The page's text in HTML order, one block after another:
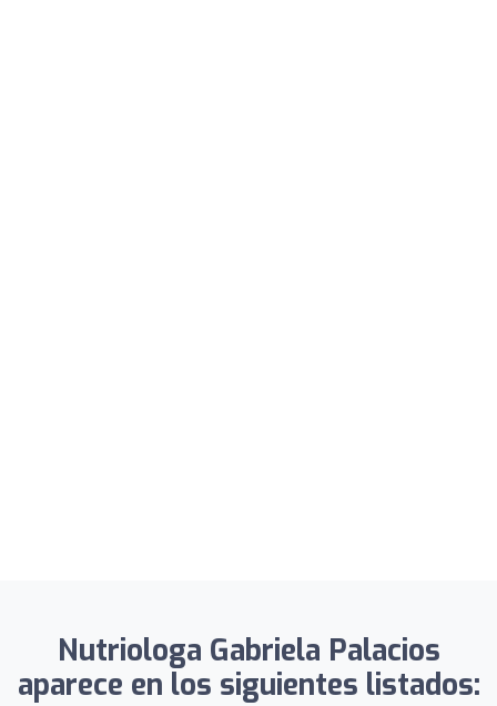
Nutriologa Gabriela Palacios
aparece en los siguientes listados: